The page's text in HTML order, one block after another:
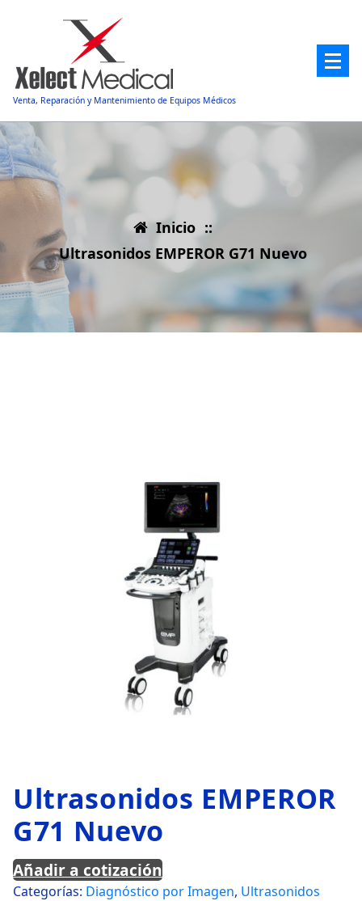
Venta, Reparación y Mantenimiento de Equipos Médicos
Inicio ::
Ultrasonidos EMPEROR G71 Nuevo
Ultrasonidos EMPEROR
G71 Nuevo
Añadir a cotización
Categorías: Diagnóstico por Imagen, Ultrasonidos